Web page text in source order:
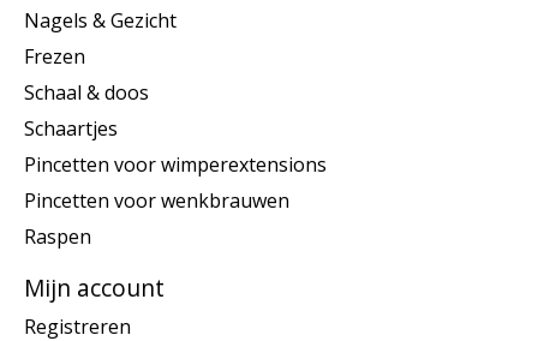
Nagels & Gezicht
Frezen
Schaal & doos
Schaartjes
Pincetten voor wimperextensions
Pincetten voor wenkbrauwen
Raspen
Mijn account
Registreren